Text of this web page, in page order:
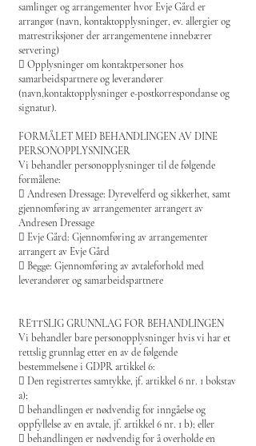
samlinger og arrangementer hvor Evje Gård er
arrangør (navn, kontaktopplysninger, ev. allergier og
matrestriksjoner der arrangementene innebærer
servering)
 Opplysninger om kontaktpersoner hos
samarbeidspartnere og leverandører
(navn,kontaktopplysninger e-postkorrespondanse og
signatur).
FORMÅLET MED BEHANDLINGEN AV DINE
PERSONOPPLYSNINGER
Vi behandler personopplysninger til de følgende
formålene:
 Andresen Dressage: Dyrevelferd og sikkerhet, samt
gjennomføring av arrangementer arrangert av
Andresen Dressage
 Evje Gård: Gjennomføring av arrangementer
arrangert av Evje Gård
 Begge: Gjennomføring av avtaleforhold med
leverandører og samarbeidspartnere
RETTSLIG GRUNNLAG FOR BEHANDLINGEN
Vi behandler bare personopplysninger hvis vi har et
rettslig grunnlag etter en av de følgende
bestemmelsene i GDPR artikkel 6:
 Den registrertes samtykke, jf. artikkel 6 nr. 1 bokstav
a);
 behandlingen er nødvendig for inngåelse og
oppfyllelse av en avtale, jf. artikkel 6 nr. 1 b); eller
 behandlingen er nødvendig for å overholde en